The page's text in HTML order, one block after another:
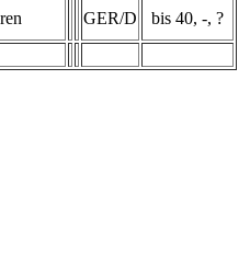
GER/D
bis 40, -, ?